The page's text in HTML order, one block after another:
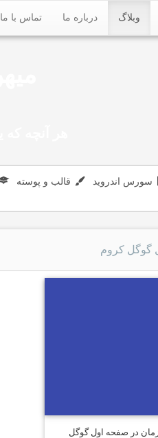
وبلاگ درباره ما تماس با ما
سورس اندروید قالب و پوسته
گوگل کروم
زمان در صفحه اول گوگل